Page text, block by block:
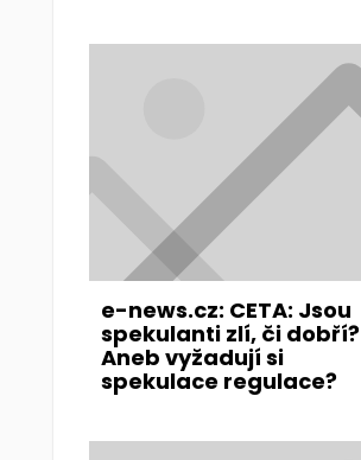
e-news.cz: CETA: Jsou
spekulanti zlí, či dobří?
Aneb vyžadují si
spekulace regulace?